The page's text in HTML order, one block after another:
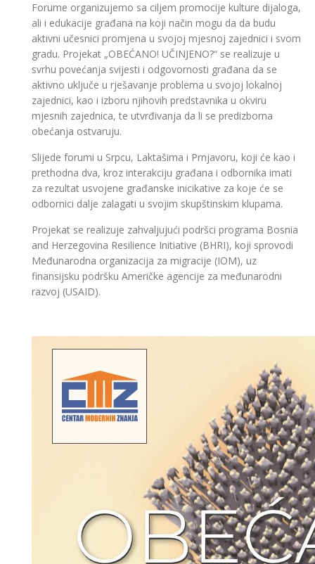
Forume organizujemo sa ciljem promocije kulture dijaloga,
ali i edukacije građana na koji način mogu da da budu
aktivni učesnici promjena u svojoj mjesnoj zajednici i svom
gradu. Projekat „OBEĆANO! UČINJENO?“ se realizuje u
svrhu povećanja svijesti i odgovornosti građana da se
aktivno uključe u rješavanje problema u svojoj lokalnoj
zajednici, kao i izboru njihovih predstavnika u okviru
mjesnih zajednica, te utvrđivanja da li se predizborna
obećanja ostvaruju.
Slijede forumi u Srpcu, Laktašima i Prnjavoru, koji će kao i
prethodna dva, kroz interakciju građana i odbornika imati
za rezultat usvojene građanske inicikative za koje će se
odbornici dalje zalagati u svojim skupštinskim klupama.
Projekat se realizuje zahvaljujući podršci programa Bosnia
and Herzegovina Resilience Initiative (BHRI), koji sprovodi
Međunarodna organizacija za migracije (IOM), uz
finansijsku podršku Američke agencije za međunarodni
razvoj (USAID).